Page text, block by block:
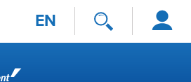
EN
Se
connecter